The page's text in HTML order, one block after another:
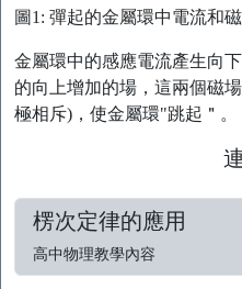
圖1: 彈起的金屬環中電流和
金屬環中的感應電流產生向
的向上增加的場，這兩個磁
極相斥)，使金屬環"跳起＂。
楞次定律的應用
高中物理教學內容